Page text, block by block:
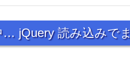
… jQuery 読み込みで